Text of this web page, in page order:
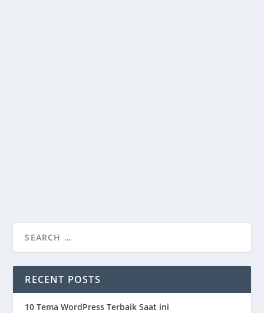
RECENT POSTS
10 Tema WordPress Terbaik Saat ini